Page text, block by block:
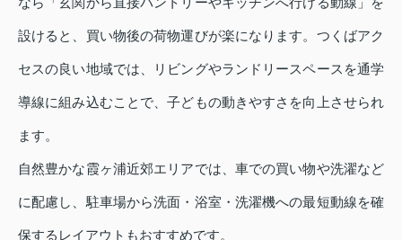
設けると、買い物後の荷物運びが楽になります。つくばアク
セスの良い地域では、リビングやランドリースペースを通学
導線に組み込むことで、子どもの動きやすさを向上させられ
ます。
自然豊かな霞ヶ浦近郊エリアでは、車での買い物や洗濯など
に配慮し、駐車場から洗面・浴室・洗濯機への最短動線を確
保するレイアウトもおすすめです。